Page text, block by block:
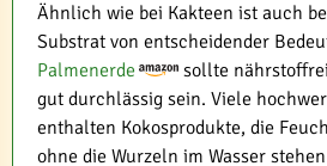
Ähnlich wie bei Kakteen ist auch
Substrat von entscheidender
Palmenerde
sollte
gut durchlässig sein. Viele
enthalten Kokosprodukte, die
ohne die Wurzeln im Wasser